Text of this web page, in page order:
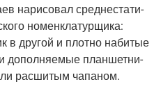
нари­со­вал сред­не­ста­ти­
номен­кла­тур­щи­ка:
в дру­гой и плот­но наби­тые
допол­ня­е­мые план­шет­ни­
рас­ши­тым чапа­ном.